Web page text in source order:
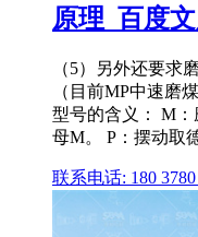
原理_百度
（5）另外还要求
（目前MP中速磨
型号的含义： M
母M。 P：摆动取
联系电话: 180 3780